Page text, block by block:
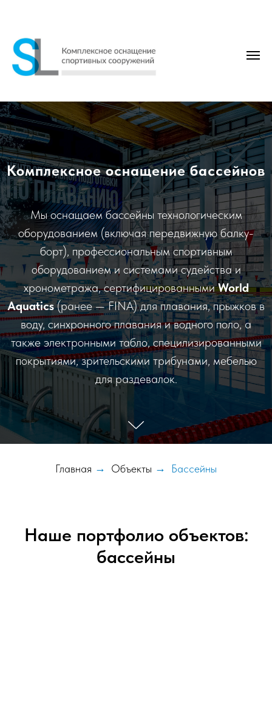
Комплексное оснащение бассейнов
Мы оснащаем бассейны технологическим
оборудованием (включая передвижную балку-
борт), профессиональным спортивным
оборудованием и системами судейства и
хронометража, сертифицированнымиWorld
Aquatics(ранее — FINA) для плавания, прыжков в
воду, синхронного плавания и водного поло, а
также электронными табло, специлизированными
покрытиями, зрительскими трибунами, мебелью
для раздевалок.
Главная → Объекты → Бассейны
Наше портфолио объектов:
бассейны